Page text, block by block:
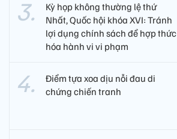
Kỳ họp không thường lệ thứ
Nhất, Quốc hội khóa XVI: Tránh
lợi dụng chính sách để hợp thức
hóa hành vi vi phạm
Điểm tựa xoa dịu nỗi đau di
chứng chiến tranh